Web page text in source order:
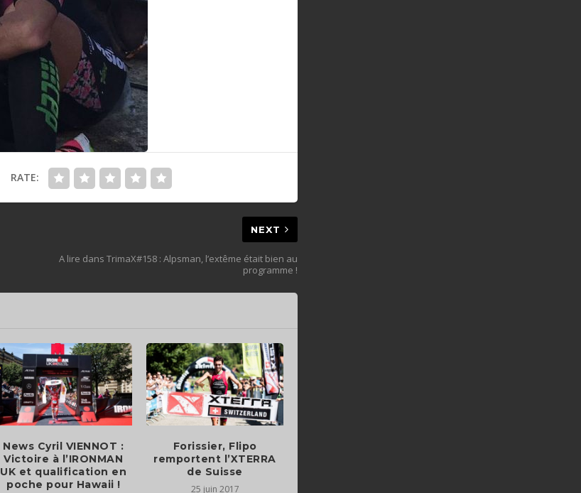
RATE:
NEXT
A lire dans TrimaX#158 : Alpsman, l’extême était bien au
programme !
News Cyril VIENNOT :
Victoire à l’IRONMAN
UK et qualification en
poche pour Hawaii !
Forissier, Flipo
remportent l’XTERRA
de Suisse
25 juin 2017